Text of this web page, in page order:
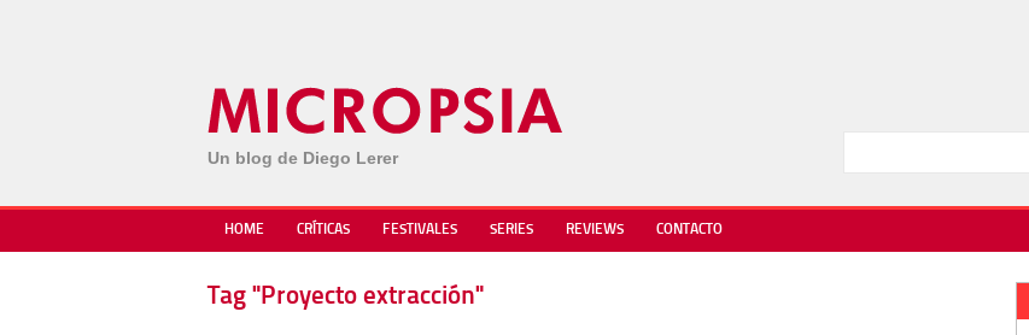
Un blog de Diego Lerer
HOME CRÍTICAS FESTIVALES SERIES REVIEWS CONTACTO
Tag "Proyecto extracción"